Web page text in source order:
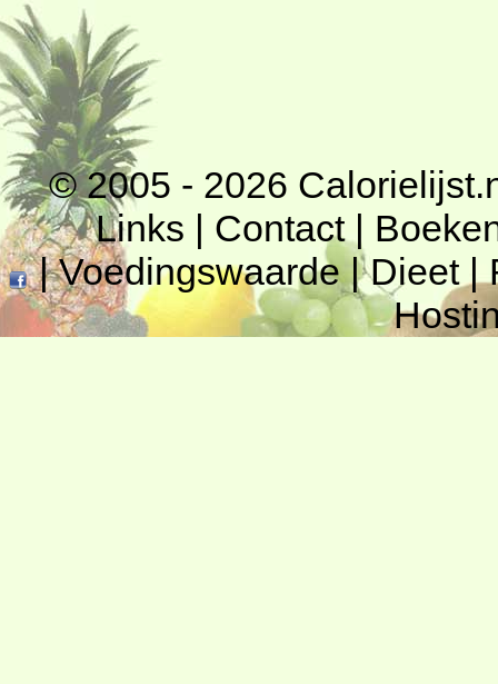
© 2005 - 2026
Links | Contact|
|Voedingswaarde|Dieet|